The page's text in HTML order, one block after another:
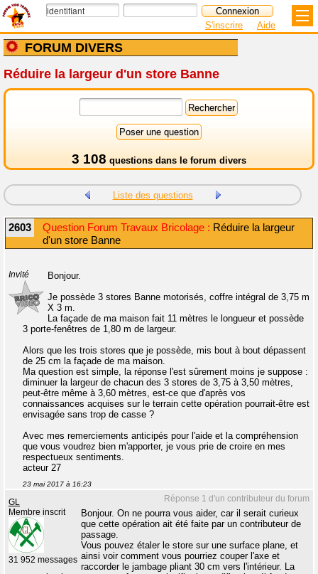
FORUM DIVERS
S'inscrire Aide
Réduire la largeur d'un store Banne
3 108 questions dans le forum divers
Liste des questions
2603 Question Forum Travaux Bricolage : Réduire la largeur
d'un store Banne
Invité
Bonjour.
Je possède 3 stores Banne motorisés, coffre intégral de 3,75 m
X 3 m.
La façade de ma maison fait 11 mètres le longueur et possède
3 porte-fenêtres de 1,80 m de largeur.
Alors que les trois stores que je possède, mis bout à bout dépassent
de 25 cm la façade de ma maison.
Ma question est simple, la réponse l'est sûrement moins je suppose :
diminuer la largeur de chacun des 3 stores de 3,75 à 3,50 mètres,
peut-être même à 3,60 mètres, est-ce que d'après vos
connaissances acquises sur le terrain cette opération pourrait-être est
envisagée sans trop de casse ?
Avec mes remerciements anticipés pour l'aide et la compréhension
que vous voudrez bien m'apporter, je vous prie de croire en mes
respectueux sentiments.
acteur 27
23 mai 2017 à 16:23
Réponse 1 d'un contributeur du forum
GL
Membre inscrit
31 952 messages
Bonjour. On ne pourra vous aider, car il serait curieux
que cette opération ait été faite par un contributeur de
passage.
Vous pouvez étaler le store sur une surface plane, et
ainsi voir comment vous pourriez couper l'axe et
raccorder le jambage pliant 30 cm vers l'intérieur. La